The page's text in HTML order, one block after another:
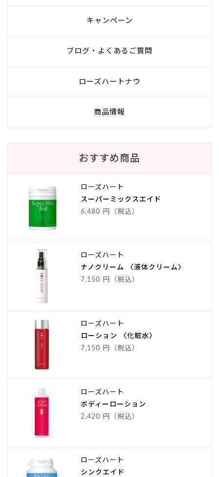
キャンペーン
ブログ・よくあるご質問
ローズハートナウ
商品情報
おすすめ商品
ローズハート
スーパーミックスエイド
6,480 円（税込）
ローズハート
ナノクリーム 〈液体クリーム〉
7,150 円（税込）
ローズハート
ローション 〈化粧水〉
7,150 円（税込）
ローズハート
ボディーローション
2,420 円（税込）
ローズハート
シンクエイド